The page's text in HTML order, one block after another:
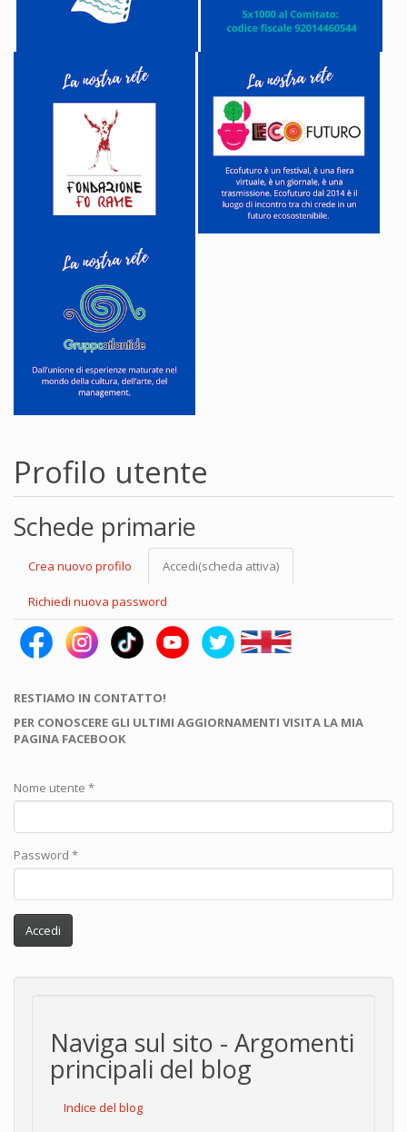
Profilo utente
Schede primarie
Crea nuovo profilo Accedi(scheda attiva)
Richiedi nuova password
RESTIAMO IN CONTATTO!
PER CONOSCERE GLI ULTIMI AGGIORNAMENTI VISITA LA MIA
PAGINA FACEBOOK
Nome utente *
Password *
Accedi
Naviga sul sito - Argomenti
principali del blog
Indice del blog